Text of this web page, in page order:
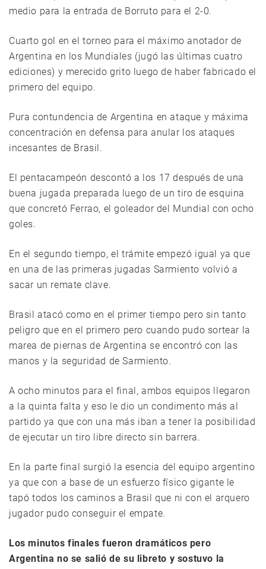
medio para la entrada de Borruto para el 2-0.
Cuarto gol en el torneo para el máximo anotador de
Argentina en los Mundiales (jugó las últimas cuatro
ediciones) y merecido grito luego de haber fabricado el
primero del equipo.
Pura contundencia de Argentina en ataque y máxima
concentración en defensa para anular los ataques
incesantes de Brasil.
El pentacampeón descontó a los 17 después de una
buena jugada preparada luego de un tiro de esquina
que concretó Ferrao, el goleador del Mundial con ocho
goles.
En el segundo tiempo, el trámite empezó igual ya que
en una de las primeras jugadas Sarmiento volvió a
sacar un remate clave.
Brasil atacó como en el primer tiempo pero sin tanto
peligro que en el primero pero cuando pudo sortear la
marea de piernas de Argentina se encontró con las
manos y la seguridad de Sarmiento.
A ocho minutos para el final, ambos equipos llegaron
a la quinta falta y eso le dio un condimento más al
partido ya que con una más iban a tener la posibilidad
de ejecutar un tiro libre directo sin barrera.
En la parte final surgió la esencia del equipo argentino
ya que con a base de un esfuerzo físico gigante le
tapó todos los caminos a Brasil que ni con el arquero
jugador pudo conseguir el empate.
Los minutos finales fueron dramáticos pero
Argentina no se salió de su libreto y sostuvo la